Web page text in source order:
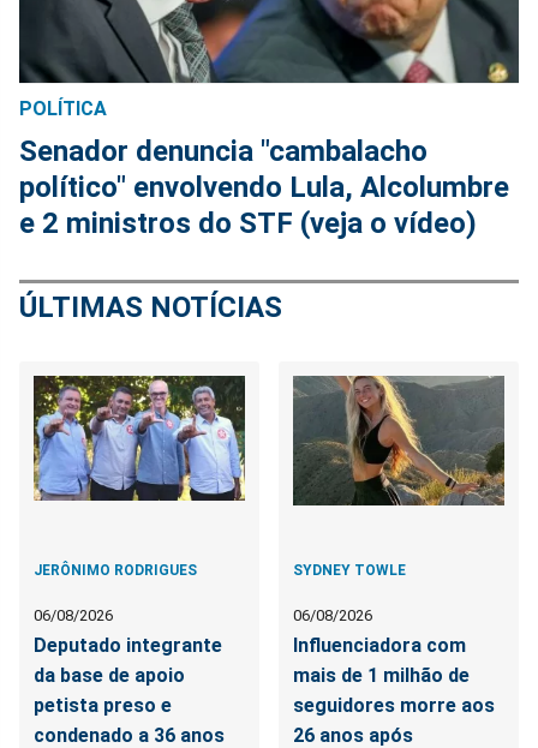
POLÍTICA
Senador denuncia "cambalacho
político" envolvendo Lula, Alcolumbre
e 2 ministros do STF (veja o vídeo)
ÚLTIMAS NOTÍCIAS
JERÔNIMO RODRIGUES
06/08/2026
Deputado integrante
da base de apoio
petista preso e
condenado a 36 anos
SYDNEY TOWLE
06/08/2026
Influenciadora com
mais de 1 milhão de
seguidores morre aos
26 anos após